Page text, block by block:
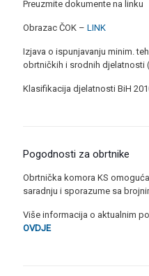
Preuzmite dokumente na linku
Obrazac ČOK – LINK
Izjava o ispunjavanju minim.
obrtničkih i srodnih djelatnosti
Klasifikacija djelatnosti BiH
Pogodnosti za obrtnike
Obrtnička komora KS
saradnju i sporazume sa
Više informacija o aktualnim
OVDJE